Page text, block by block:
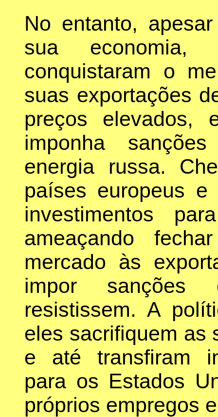
No entanto,
sua economia,
conquistaram o
suas exportações
preços elevados,
imponha
energia russa.
países europeus e
investimentos
ameaçando
mercado às
impor sanções
resistissem. A
eles sacrifiquem as
e até transfiram
para os Estados
próprios empregos